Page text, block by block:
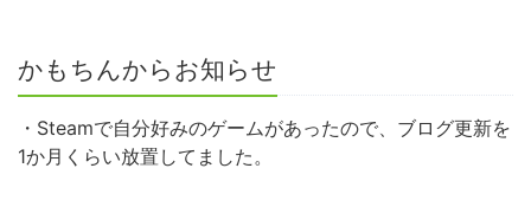
かもちんからお知らせ
・Steamで自分好みのゲームがあったので、ブログ更新を
1か月くらい放置してました。